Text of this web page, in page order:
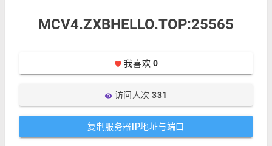
MCV4.ZXBHELLO.TOP:25565
favorite 我喜欢 0
visibility访问人次331
复制服务器IP地址与端口